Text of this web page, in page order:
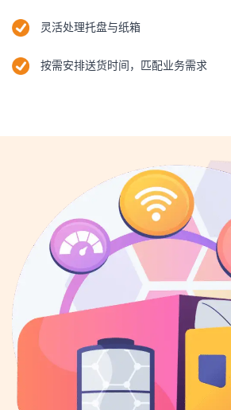
灵活处理托盘与纸箱
按需安排送货时间，匹配业务需求